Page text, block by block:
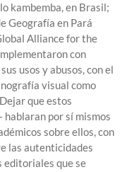
kambemba, en Brasil;
Geografía en Pará
Alliance for the
con
usos y abusos, con el
visual como
que estos
por sí mismos
sobre ellos, con
las autenticidades
editoriales que se